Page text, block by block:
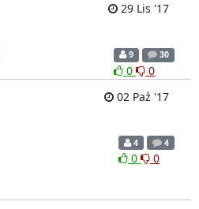
29 Lis '17
9 30
0
0
02 Paź '17
4 4
0 0